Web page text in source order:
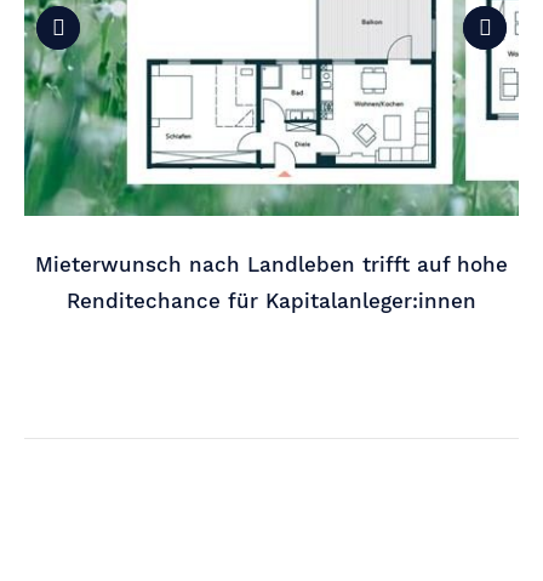
Mieterwunsch nach Landleben trifft auf hohe
Renditechance für Kapitalanleger:innen